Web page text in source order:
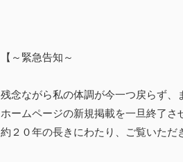
【～緊急告知～
残念ながら私の体調が今一つ戻らず
ホームページの新規掲載を一旦終了さ
約２０年の長きにわたり、ご覧いただ